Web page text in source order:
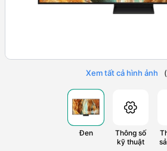
Xem tất cả hình ảnh (
Đen
Thông số
kỹ thuật